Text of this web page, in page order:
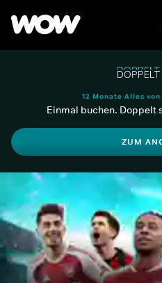
12 Monate Alles von
Einmal buchen. Doppelt
ZUM